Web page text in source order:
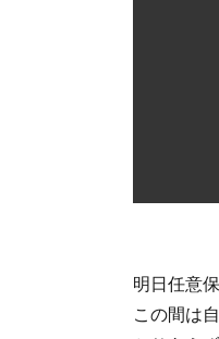
明日任意
この間は